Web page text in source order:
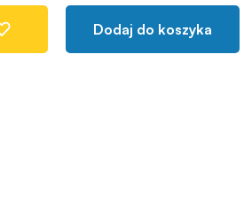
Dodaj do koszyka